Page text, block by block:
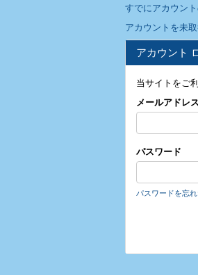
すでにアカウン
アカウントを未
アカウント
当サイトをご
メールアドレス
パスワード
パスワードを忘